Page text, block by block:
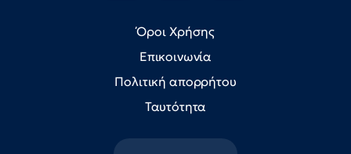
Όροι Χρήσης
Επικοινωνία
Πολιτική απορρήτου
Ταυτότητα